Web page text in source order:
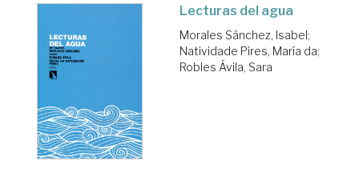
Lecturas del agua
Morales Sánchez, Isabel;
Natividade Pires, María da;
Robles Ávila, Sara